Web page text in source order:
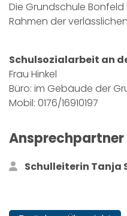
Die Grundschule
Rahmen der
Schulsozialarbeit an
Frau Hinkel
Büro: im Gebäude der
Mobil: 0176/16910197
Ansprechpartner
Schulleiterin Tanja